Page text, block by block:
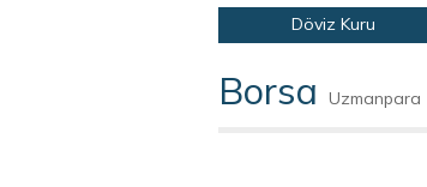
Döviz Kuru
Borsa Uzmanpara